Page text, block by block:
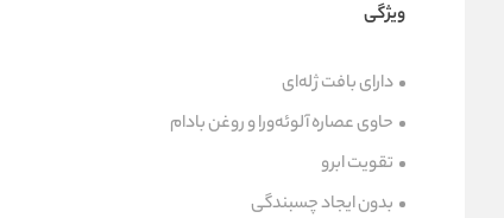
ویژگی‌
دارای بافت ژله‌ای
حاوی عصاره آلوئه‌ورا و روغن بادام
تقویت ابرو
بدون ایجاد چسبندگی